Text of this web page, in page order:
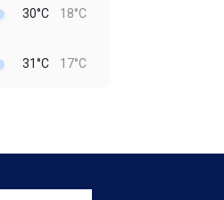
30°C 18°C
31°C 17°C